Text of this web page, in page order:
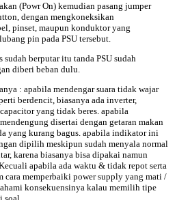
(Powr On) kemudian pasang jumper
dengan mengkoneksikan
pinset, maupun konduktor yang
pin pada PSU tersebut.
berputar itu tanda PSU sudah
diberi beban dulu.
: apabila mendengar suara tidak wajar
berdencit, biasanya ada inverter,
yang tidak beres. apabila
disertai dengan getaran makan
yang kurang bagus. apabila indikator ini
dipilih meskipun sudah menyala normal
karena biasanya bisa dipakai namun
apabila ada waktu & tidak repot serta
cara memperbaiki power supply yang mati /
konsekuensinya kalau memilih tipe